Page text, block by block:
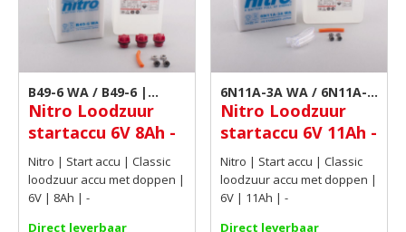
B49-6 WA / B49-6 |
Motor accu
Nitro Loodzuur
startaccu 6V 8Ah -
Nitro | Start accu | Classic
loodzuur accu met doppen |
6V | 8Ah | -
Direct leverbaar
6N11A-3A WA / 6N11A-
3A | Motor accu
Nitro Loodzuur
startaccu 6V 11Ah -
Nitro | Start accu | Classic
loodzuur accu met doppen |
6V | 11Ah | -
Direct leverbaar